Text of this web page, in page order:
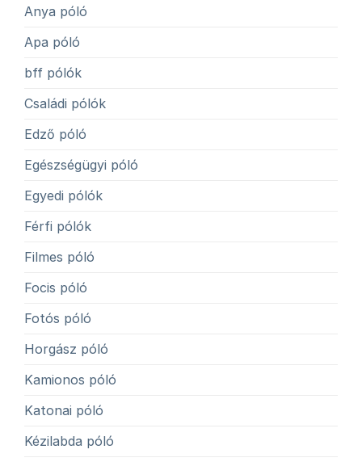
Anya póló
Apa póló
bff pólók
Családi pólók
Edző póló
Egészségügyi póló
Egyedi pólók
Férfi pólók
Filmes póló
Focis póló
Fotós póló
Horgász póló
Kamionos póló
Katonai póló
Kézilabda póló